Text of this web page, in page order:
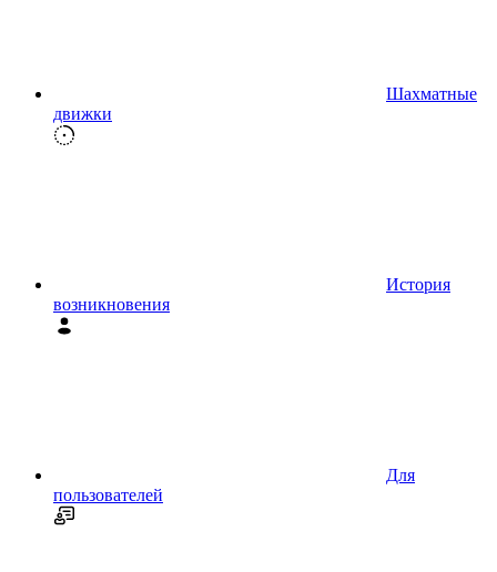
Шахматные
движки
История
возникновения
Для
пользователей